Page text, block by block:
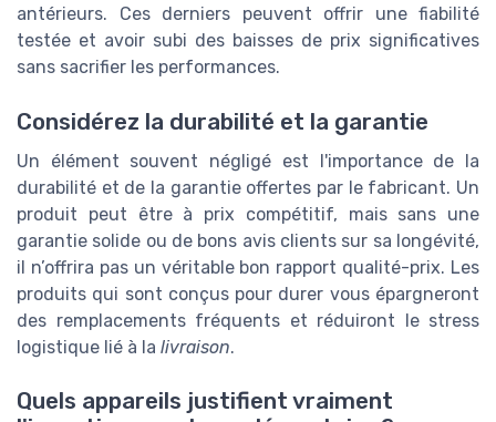
antérieurs. Ces derniers peuvent offrir une fiabilité
testée et avoir subi des baisses de prix significatives
sans sacrifier les performances.
Considérez la durabilité et la garantie
Un élément souvent négligé est l'importance de la
durabilité et de la garantie offertes par le fabricant. Un
produit peut être à prix compétitif, mais sans une
garantie solide ou de bons avis clients sur sa longévité,
il n’offrira pas un véritable bon rapport qualité-prix. Les
produits qui sont conçus pour durer vous épargneront
des remplacements fréquents et réduiront le stress
logistique lié à la livraison.
Quels appareils justifient vraiment